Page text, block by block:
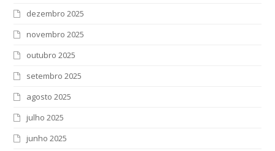
dezembro 2025
novembro 2025
outubro 2025
setembro 2025
agosto 2025
julho 2025
junho 2025